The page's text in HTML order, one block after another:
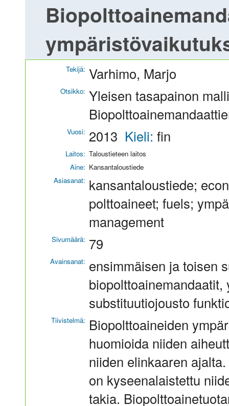
Tekijä: Varhimo, Marjo
Otsikko: Yleisen tasapainon
Vuosi: 2013 Kieli: fin
Laitos: Taloustieteen laitos
Aine: Kansantaloustiede
Asiasanat: kansantaloustiede;
polttoaineet; fuels;
management
Sivumäärä: 79
Avainsanat: ensimmäisen ja toisen
substituutiojousto
Tiivistelmä: Biopolttoaineiden
huomioida niiden
niiden elinkaaren
on kyseenalaistettu
takia.